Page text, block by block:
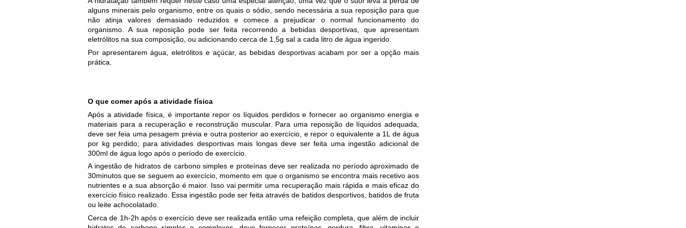
alguns minerais pelo organismo, entre os quais o sódio, sendo necessária a sua reposição para que
não atinja valores demasiado reduzidos e comece a prejudicar o normal funcionamento do
organismo. A sua reposição pode ser feita recorrendo a bebidas desportivas, que apresentam
eletrólitos na sua composição, ou adicionando cerca de 1,5g sal a cada litro de água ingerido.
Por apresentarem água, eletrólitos e açúcar, as bebidas desportivas acabam por ser a opção mais
prática.
O que comer após a atividade física
Após a atividade física, é importante repor os líquidos perdidos e fornecer ao organismo energia e
materiais para a recuperação e reconstrução muscular. Para uma reposição de líquidos adequada,
deve ser feia uma pesagem prévia e outra posterior ao exercício, e repor o equivalente a 1L de água
por kg perdido; para atividades desportivas mais longas deve ser feita uma ingestão adicional de
300ml de água logo após o período de exercício.
A ingestão de hidratos de carbono simples e proteínas deve ser realizada no período aproximado de
30minutos que se seguem ao exercício, momento em que o organismo se encontra mais recetivo aos
nutrientes e a sua absorção é maior. Isso vai permitir uma recuperação mais rápida e mais eficaz do
exercício físico realizado. Essa ingestão pode ser feita através de batidos desportivos, batidos de fruta
ou leite achocolatado.
Cerca de 1h-2h após o exercício deve ser realizada então uma refeição completa, que além de incluir